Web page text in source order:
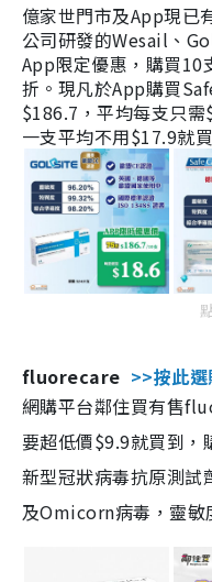
億家世門市及App現已
公司研發的Wesail、
App限定優惠，購買10
折。現凡於App購買
$186.7，平均每支只
一支平均不用$17.9就
fluorecare >>按此
網購平台鄰住買有售
要超低價$9.9就買到，
新型冠狀病毒抗原測
及Omicorn病毒，靈敏